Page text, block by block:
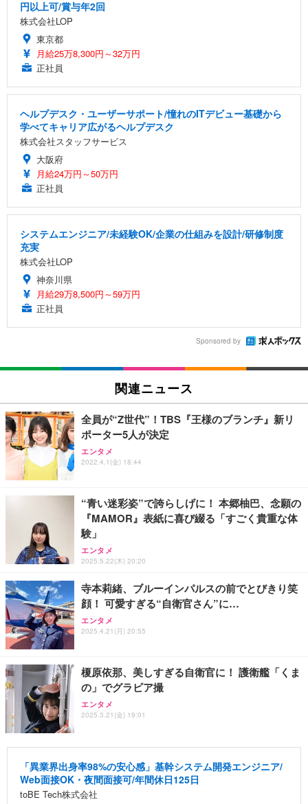
円以上可/賞与年2回
株式会社LOP
東京都
月給25万8,300円～32万円
正社員
ヘルプデスク・ユーザーサポート/憧れのITデビュー基礎から
学べてキャリア広がるヘルプデスク
株式会社スタッフサービス
大阪府
月給24万円～50万円
正社員
システムエンジニア/未経験OK/企業の仕組みを設計/研修制度
充実
株式会社LOP
神奈川県
月給29万8,500円～59万円
正社員
Sponsored by
関連ニュース
全員が“Z世代”！TBS『王様のブランチ』新リ
ポーター5人が決定
エンタメ
2022.4.1(金) 18:44
“青い迷彩姿”で誇らしげに！ 本郷柚巴、念願の
『MAMOR』表紙に喜び綴る「すごく貴重な体
験」
エンタメ
2025.5.22(木) 20:20
寺本莉緒、ブルーインパルスの前でとびきり笑
顔！ 可愛すぎる“自衛官さん”に…
エンタメ
2025.4.21(月) 20:55
榎原依那、美しすぎる自衛官に！ 護衛艦「くま
の」でグラビア撮
エンタメ
2025.3.21(金) 19:01
「異業界出身率98%の安心感」基幹システム開発エンジニア/
Web面接OK・夜間面接可/年間休日125日
toBE Tech株式会社